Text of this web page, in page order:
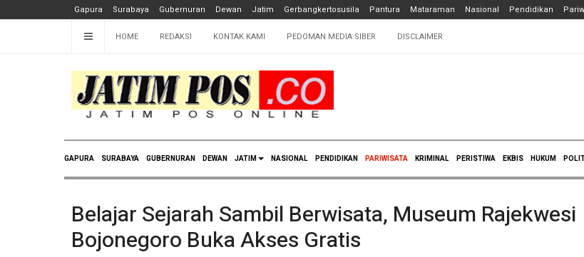
Gapura Surabaya Gubernuran Dewan Jatim Gerbangkertosusila Pantura Mataraman Nasional Pendidikan
HOME REDAKSI KONTAK KAMI PEDOMAN MEDIA SIBER DISCLAIMER
GAPURA SURABAYA GUBERNURAN DEWAN JATIM NASIONAL PENDIDIKAN PARIWISATA KRIMINAL PERISTIWA EKBIS HUKUM
Belajar Sejarah Sambil Berwisata, Museum Rajekwesi
Bojonegoro Buka Akses Gratis